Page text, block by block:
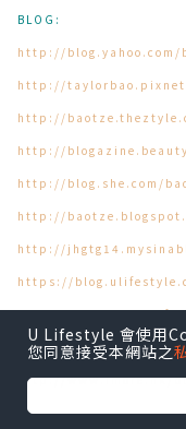
BLOG:
http://blog.yahoo.com/
http://
http://
http://
http://blog.she.com/
http://
http://
https://
http://
http://blog.qooza.hk/
http://www.imore.hk/
U Lifestyle 會使用
您同意接受本網站之